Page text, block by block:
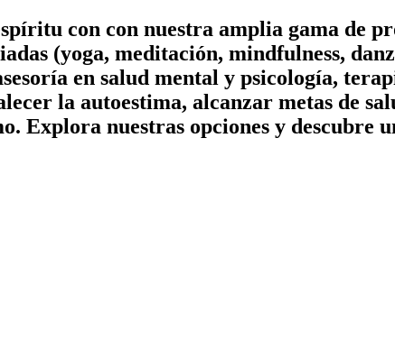
con con nuestra amplia gama de
(yoga, meditación, mindfulness,
en salud mental y psicología,
la autoestima, alcanzar metas de
Explora nuestras opciones y descubre